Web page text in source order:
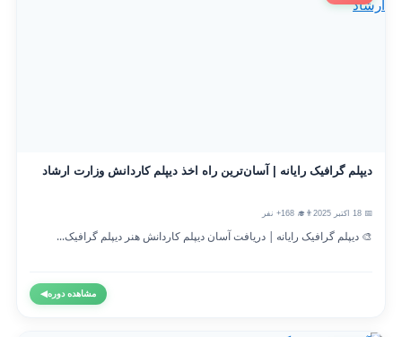
دیپلم گرافیک رایانه | آسان‌ترین راه اخذ دیپلم کاردانش وزارت ارشاد
👨‍🎓 168+ نفر
🎨 دیپلم گرافیک رایانه | دریافت آسان دیپلم کاردانش هنر دیپلم گرافیک...
مشاهده دوره◀